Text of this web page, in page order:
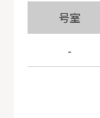
号室
-